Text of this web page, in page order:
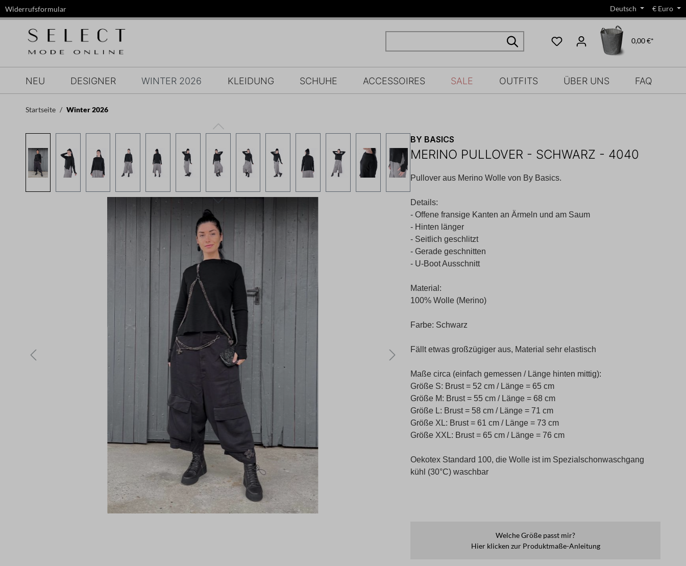
Zur Hauptnavigation springen
Widerrufsformular Deutsch € Euro
0,00 €*
NEU DESIGNER WINTER 2026 KLEIDUNG SCHUHE ACCESSOIRES SALE OUTFITS ÜBER UNS FAQ
Startseite Winter 2026
BY BASICS
MERINO PULLOVER - SCHWARZ - 4040
Pullover aus Merino Wolle von By Basics.
Details:
- Offene fransige Kanten an Ärmeln und am Saum
- Hinten länger
- Seitlich geschlitzt
- Gerade geschnitten
- U-Boot Ausschnitt
Material:
100% Wolle (Merino)
Farbe: Schwarz
Fällt etwas großzügiger aus, Material sehr elastisch
Maße circa (einfach gemessen / Länge hinten mittig):
Größe S: Brust = 52 cm / Länge = 65 cm
Größe M: Brust = 55 cm / Länge = 68 cm
Größe L: Brust = 58 cm / Länge = 71 cm
Größe XL: Brust = 61 cm / Länge = 73 cm
Größe XXL: Brust = 65 cm / Länge = 76 cm
Oekotex Standard 100, die Wolle ist im Spezialschonwaschgang
kühl (30°C) waschbar
Welche Größe passt mir?
Hier klicken zur Produktmaße-Anleitung